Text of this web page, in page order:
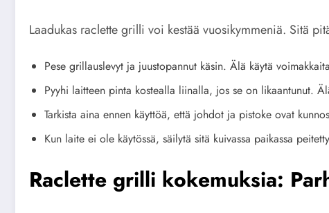
Laadukas raclette grilli voi kestää vuosikymmeniä. Sitä
Pese grillauslevyt ja juustopannut käsin. Älä käytä
Pyyhi laitteen pinta kostealla liinalla, jos se on likaantunut.
Tarkista aina ennen käyttöä, että johdot ja pistoke ovat
Kun laite ei ole käytössä, säilytä sitä kuivassa paikassa
Raclette grilli kokemuksia: